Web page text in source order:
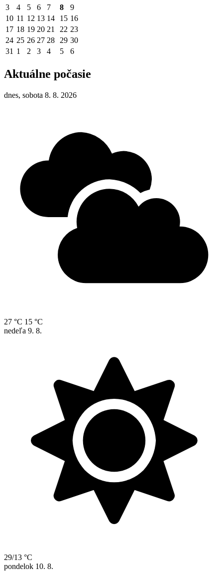
3
4 5 6 7 8
9
10 11 12 13 14 15 16
17 18 19 20 21 22 23
24 25 26 27 28 29 30
31 1 2 3 4 5 6
Aktuálne počasie
dnes, sobota 8. 8. 2026
27 °C 15 °C
nedeľa 9. 8.
29/13 °C
pondelok 10. 8.